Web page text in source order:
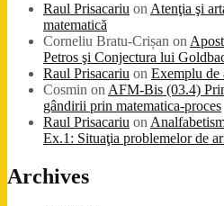
Raul Prisacariu onAtenţia şi
matematică
Corneliu Bratu-Crișan on
Petros şi Conjectura lui
Raul Prisacariu on Exemplu de
Cosmin onAFM-Bis (03.4)
gândirii prin matematica-proces
Raul Prisacariu on
Ex.1: Situaţia problemelor de
Archives